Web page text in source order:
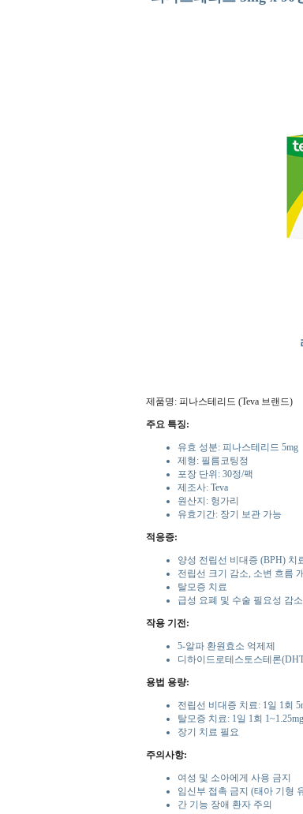
제품명: 피나스테리드 (Teva 브랜드)
주요 특징:
유효 성분: 피나스테리드 5mg
제형: 필름코팅정
포장 단위: 30정/팩
제조사: Teva
원산지: 헝가리
유효기간: 장기 보관 가능
적응증:
양성 전립선 비대증 (BPH) 치
전립선 크기 감소, 소변 흐름
탈모증 치료
급성 요폐 및 수술 필요성 감소
작용 기전:
5-알파 환원효소 억제제
디하이드로테스토스테론
용법 용량:
전립선 비대증 치료: 1일 1회
탈모증 치료: 1일 1회
장기 치료 필요
주의사항:
여성 및 소아에게 사용 금지
임신부 접촉 금지 (태아 기형
간 기능 장애 환자 주의